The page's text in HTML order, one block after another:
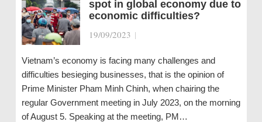
spot in global economy due to
economic difficulties?
19/09/2023 |
Vietnam’s economy is facing many challenges and
difficulties besieging businesses, that is the opinion of
Prime Minister Pham Minh Chinh, when chairing the
regular Government meeting in July 2023, on the morning
of August 5. Speaking at the meeting, PM…